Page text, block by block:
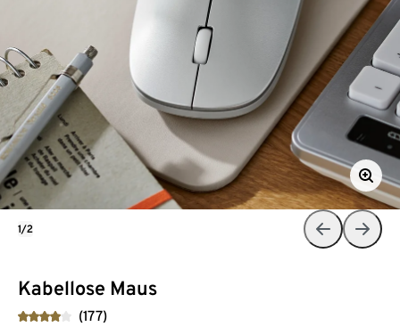
Kabellose Maus
(177)
1/2